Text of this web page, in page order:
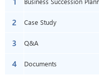
Eight: Gaining Support
2 Case Study
3 Q&A
4 Documents